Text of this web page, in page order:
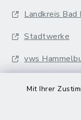
Mit Ihrer
Landkreis Bad
Stadtwerke
vws